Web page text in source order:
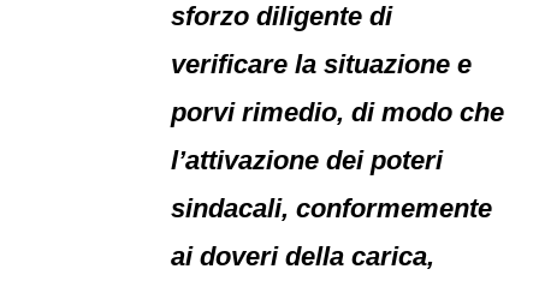
sforzo diligente di
verificare la situazione e
porvi rimedio, di modo che
l’attivazione dei poteri
sindacali, conformemente
ai doveri della carica,